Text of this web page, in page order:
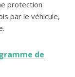
protection
par le véhicule,
de